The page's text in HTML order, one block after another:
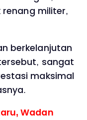
militer,
berkelanjutan
sangat
maksimal
Wadan